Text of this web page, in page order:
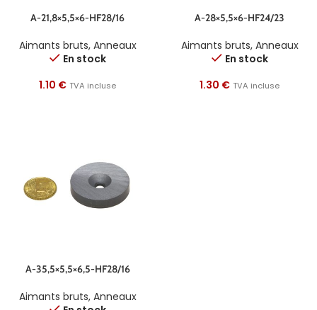
A-21,8×5,5×6-HF28/16
Aimants bruts, Anneaux
En stock
1.10 € TVA incluse
A-28×5,5×6-HF24/23
Aimants bruts, Anneaux
En stock
1.30 € TVA incluse
A-35,5×5,5×6,5-HF28/16
Aimants bruts, Anneaux